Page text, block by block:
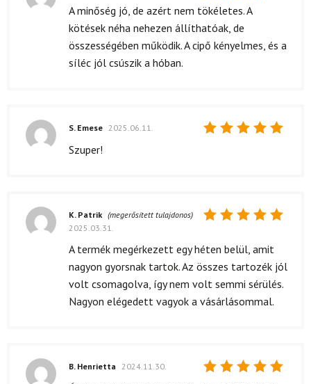
Értékelés:
A minőség jó, de azért nem tökéletes. A
kötések néha nehezen állíthatóak, de
összességében működik. A cipő kényelmes, és a
síléc jól csúszik a hóban.
S. Emese 2025.06.11.
Szuper!
5/ 5
K. Patrik (megerősített tulajdonos)
2025.03.31.
A termék megérkezett egy héten belül, amit
nagyon gyorsnak tartok. Az összes tartozék jól
volt csomagolva, így nem volt semmi sérülés.
Nagyon elégedett vagyok a vásárlásommal.
B. Henrietta 2024.11.30.